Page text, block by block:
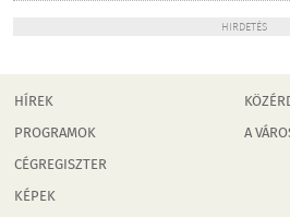
HIRDETÉS
HÍREK
PROGRAMOK
CÉGREGISZTER
KÉPEK
A